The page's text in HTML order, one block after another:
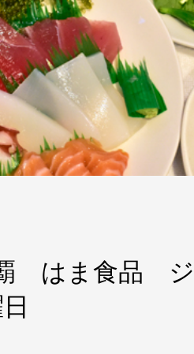
はま食品
日